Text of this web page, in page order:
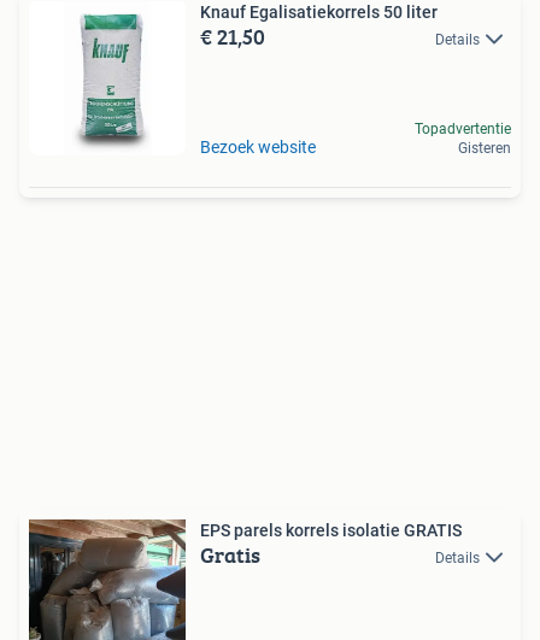
Knauf Egalisatiekorrels 50 liter
€ 21,50 Details
Bezoek website
Topadvertentie
Gisteren
EPS parels korrels isolatie GRATIS
Gratis Details